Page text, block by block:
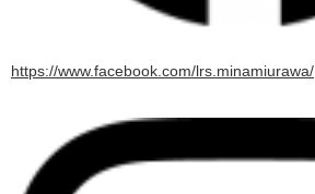
https://www.facebook.com/lrs.minamiurawa/